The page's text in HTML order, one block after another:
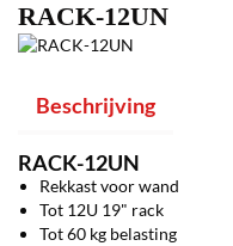
RACK-12UN
Beschrijving
RACK-12UN
Rekkast voor wand
Tot 12U 19" rack
Tot 60 kg belasting